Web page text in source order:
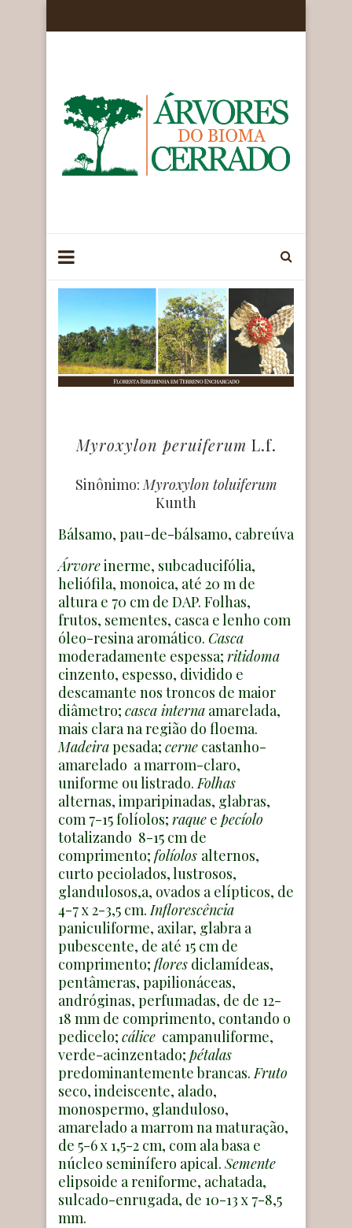
Myroxylon peruiferum L.f.
Sinônimo: Myroxylon toluiferum
Kunth
Bálsamo, pau-de-bálsamo, cabreúva
Árvoreinerme, subcaducifólia,
heliófila, monoica, até 20 m de
altura e 70 cm de DAP. Folhas,
frutos, sementes, casca e lenho com
óleo-resina aromático. Casca
moderadamente espessa; ritidoma
cinzento, espesso, dividido e
descamante nos troncos de maior
diâmetro; casca interna amarelada,
mais clara na região do floema.
Madeirapesada; cerne castanho-
amarelado a marrom-claro,
uniforme ou listrado. Folhas
alternas, imparipinadas, glabras,
com 7-15 folíolos; raque e pecíolo
totalizando 8-15 cm de
comprimento; folíolos alternos,
curto peciolados, lustrosos,
glandulosos,a, ovados a elípticos, de
4-7 x 2-3,5 cm. Inflorescência
paniculiforme, axilar, glabra a
pubescente, de até 15 cm de
comprimento; flores diclamídeas,
pentâmeras, papilionáceas,
andróginas, perfumadas, de de 12-
18 mm de comprimento, contando o
pedicelo; cálice campanuliforme,
verde-acinzentado; pétalas
predominantemente brancas. Fruto
seco, indeiscente, alado,
monospermo, glanduloso,
amarelado a marrom na maturação,
de 5-6 x 1,5-2 cm, com ala basa e
núcleo seminífero apical. Semente
elipsoide a reniforme, achatada,
sulcado-enrugada, de 10-13 x 7-8,5
mm.